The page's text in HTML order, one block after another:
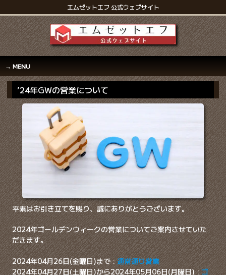
エムゼットエフ 公式ウェブサイト
MENU
’24年GWの営業について
平素はお引き立てを賜り、誠にありがとうございます。
2024年ゴールデンウィークの営業についてご案内させていた
だきます。
2024年04月26日(金曜日)まで :通常通り営業
2024年04月27日(土曜日)から2024年05月06日(月曜日) :ゴ